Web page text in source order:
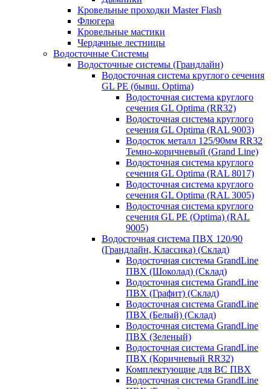
Кровельные проходки Master Flash
Флюгера
Кровельные мастики
Чердачные лестницы
Водосточные Системы
Водосточные системы (Грандлайн)
Водосточная система круглого сечения
GL PE (бывш. Optima)
Водосточная система круглого
сечения GL Optima (RR32)
Водосточная система круглого
сечения GL Optima (RAL 9003)
Водосток металл 125/90мм RR32
Темно-коричневый (Grand Line)
Водосточная система круглого
сечения GL Optima (RAL 8017)
Водосточная система круглого
сечения GL Optima (RAL 3005)
Водосточная система круглого
сечения GL PE (Optima) (RAL
9005)
Водосточная система ПВХ 120/90
(Грандлайн, Классика) (Склад)
Водосточная система GrandLine
ПВХ (Шоколад) (Склад)
Водосточная система GrandLine
ПВХ (Графит) (Склад)
Водосточная система GrandLine
ПВХ (Белый) (Склад)
Водосточная система GrandLine
ПВХ (Зеленый)
Водосточная система GrandLine
ПВХ (Коричневый RR32)
Комплектующие для ВС ПВХ
Водосточная система GrandLine